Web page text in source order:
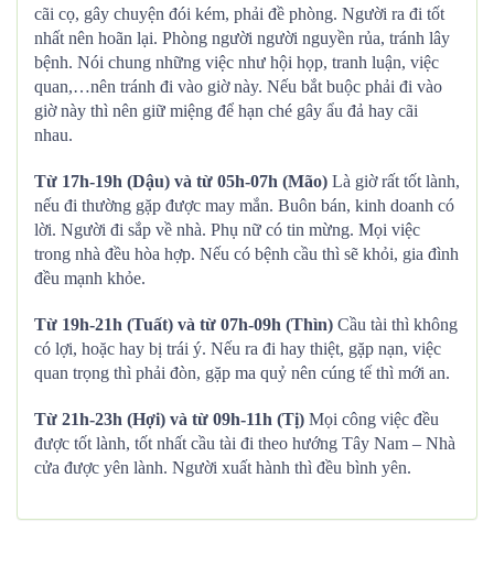
cãi cọ, gây chuyện đói kém, phải đề phòng. Người ra đi tốt
nhất nên hoãn lại. Phòng người người nguyền rủa, tránh lây
bệnh. Nói chung những việc như hội họp, tranh luận, việc
quan,…nên tránh đi vào giờ này. Nếu bắt buộc phải đi vào
giờ này thì nên giữ miệng để hạn ché gây ẩu đả hay cãi
nhau.
Từ 17h-19h (Dậu) và từ 05h-07h (Mão) Là giờ rất tốt lành,
nếu đi thường gặp được may mắn. Buôn bán, kinh doanh có
lời. Người đi sắp về nhà. Phụ nữ có tin mừng. Mọi việc
trong nhà đều hòa hợp. Nếu có bệnh cầu thì sẽ khỏi, gia đình
đều mạnh khỏe.
Từ 19h-21h (Tuất) và từ 07h-09h (Thìn) Cầu tài thì không
có lợi, hoặc hay bị trái ý. Nếu ra đi hay thiệt, gặp nạn, việc
quan trọng thì phải đòn, gặp ma quỷ nên cúng tế thì mới an.
Từ 21h-23h (Hợi) và từ 09h-11h (Tị) Mọi công việc đều
được tốt lành, tốt nhất cầu tài đi theo hướng Tây Nam – Nhà
cửa được yên lành. Người xuất hành thì đều bình yên.